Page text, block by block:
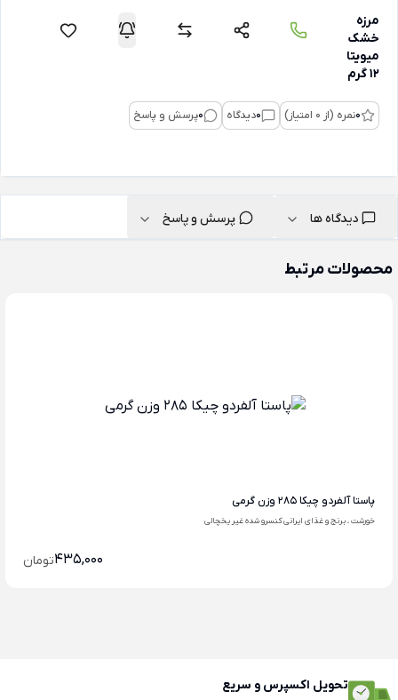
مرزه
خشک
میویتا
12 گرم
0نمره (از 0 امتیاز) 0دیدگاه 0پرسش و پاسخ
دیدگاه ها پرسش و پاسخ
محصولات مرتبط
پاستا آلفردو چیکا 285 وزن گرمی
خورشت ، برنج و غذای ایرانی کنسرو شده غیر یخچالی
435,000تومان
تحویل اکسپرس و سریع